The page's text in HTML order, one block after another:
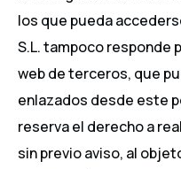
los que pueda
S.L. tampoco responde
web de terceros, que
enlazados desde este
reserva el derecho a
sin previo aviso, al